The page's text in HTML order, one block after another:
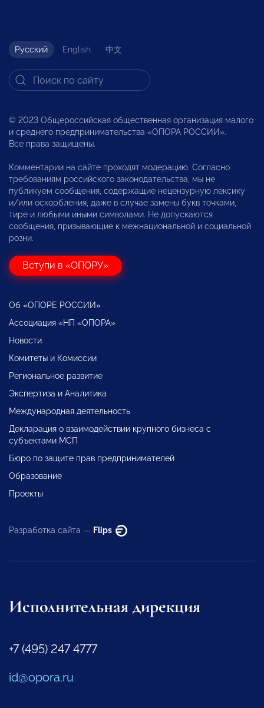
Русский English 中文
© 2023 Общероссийская общественная организация малого
и среднего предпринимательства «ОПОРА РОССИИ».
Все права защищены.
Комментарии на сайте проходят модерацию. Согласно
требованиям российского законодательства, мы не
публикуем сообщения, содержащие нецензурную лексику
и/или оскорбления, даже в случае замены букв точками,
тире и любыми иными символами. Не допускаются
сообщения, призывающие к межнациональной и социальной
розни.
Вступи в «ОПОРУ»
Об «ОПОРЕ РОССИИ»
Ассоциация «НП «ОПОРА»
Новости
Комитеты и Комиссии
Региональное развитие
Экспертиза и Аналитика
Международная деятельность
Декларация о взаимодействии крупного бизнеса с
субъектами МСП
Бюро по защите прав предпринимателей
Образование
Проекты
Разработка сайта — Flips
Исполнительная дирекция
+7 (495) 247 4777
id@opora.ru